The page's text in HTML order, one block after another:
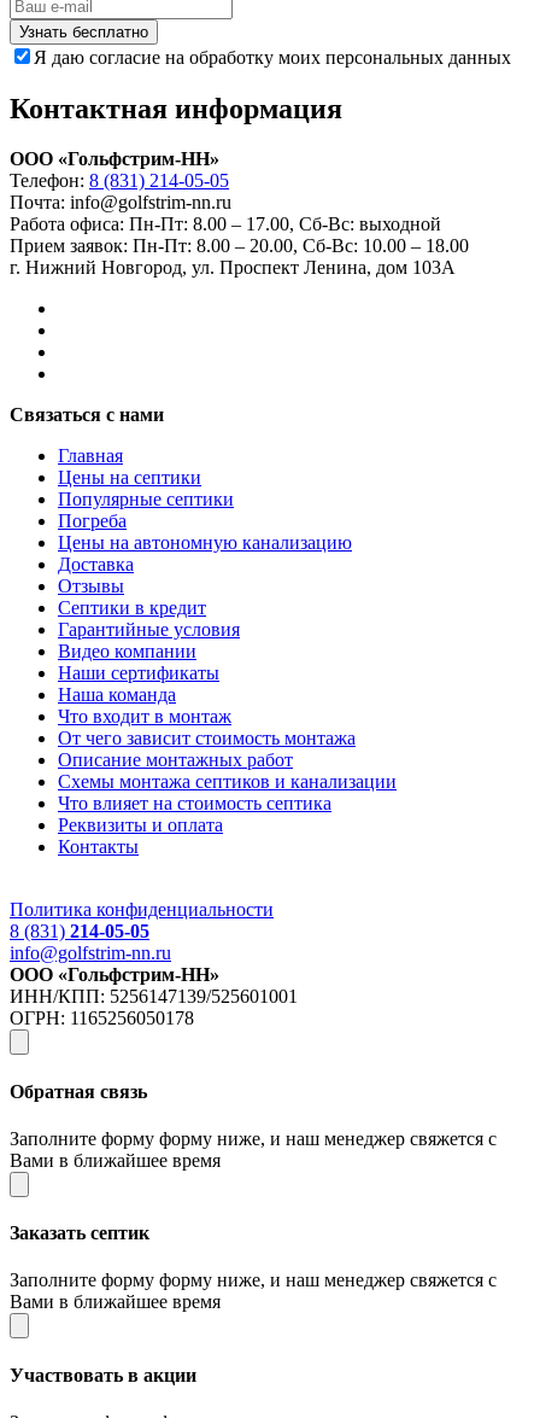
Узнать бесплатно
Я даю согласие на обработку моих персональных данных
Контактная информация
ООО «Гольфстрим-НН»
Телефон: 8 (831) 214-05-05
Почта: info@golfstrim-nn.ru
Работа офиса: Пн-Пт: 8.00 – 17.00, Сб-Вс: выходной
Прием заявок: Пн-Пт: 8.00 – 20.00, Сб-Вс: 10.00 – 18.00
г. Нижний Новгород, ул. Проспект Ленина, дом 103А
Связаться с нами
Главная
Цены на септики
Популярные септики
Погреба
Цены на автономную канализацию
Доставка
Отзывы
Септики в кредит
Гарантийные условия
Видео компании
Наши сертификаты
Наша команда
Что входит в монтаж
От чего зависит стоимость монтажа
Описание монтажных работ
Схемы монтажа септиков и канализации
Что влияет на стоимость септика
Реквизиты и оплата
Контакты
Политика конфиденциальности
8 (831) 214-05-05
info@golfstrim-nn.ru
ООО «Гольфстрим-НН»
ИНН/КПП: 5256147139/525601001
ОГРН: 1165256050178
Обратная связь
Заполните форму форму ниже, и наш менеджер свяжется с
Вами в ближайшее время
Заказать септик
Заполните форму форму ниже, и наш менеджер свяжется с
Вами в ближайшее время
Участвовать в акции